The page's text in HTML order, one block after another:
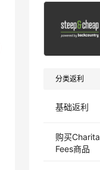
分类返利
基础返利
购买
Fees商品